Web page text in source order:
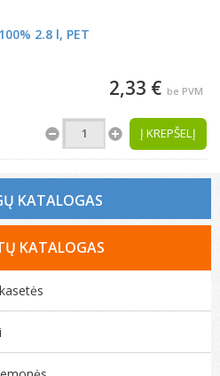
2.8 l, PET
2,33 € be PVM
Į KREPŠELĮ
KATALOGAS
KATALOGAS